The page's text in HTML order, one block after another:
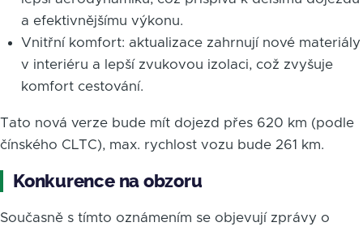
a efektivnějšímu výkonu.
Vnitřní komfort: aktualizace zahrnují nové materiály
v interiéru a lepší zvukovou izolaci, což zvyšuje
komfort cestování.
Tato nová verze bude mít dojezd přes 620 km (podle
čínského CLTC), max. rychlost vozu bude 261 km.
Konkurence na obzoru
Současně s tímto oznámením se objevují zprávy o